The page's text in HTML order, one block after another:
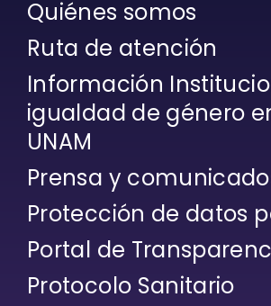
Quiénes somos
Ruta de atención
Información
igualdad de género
UNAM
Prensa y
Protección de datos
Portal de
Protocolo Sanitario